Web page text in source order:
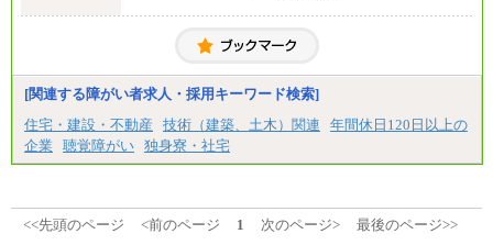
大学院卒/月給256,000円～288,000円
大学卒/月給240,000円～270,000円
短大・高専卒/月給216,000円～243,000円
■特定職員※
大学院卒/月給234,000円～263,000円
大学卒/月給219,000円～246,000円
短大・高専卒/月給197,000円～222,000円
※拠点型職員、特定職員の給与は、生活の拠点が定
す。
中途：
[関連する障がい者求人・採用キーワード検索]
住宅・建設・不動産
技術（建築、土木）関連
年間休日120日以上の
企業
聴覚障がい 独身寮・社宅
<<先頭のページ <前のページ 1 次のページ> 最後のページ>>